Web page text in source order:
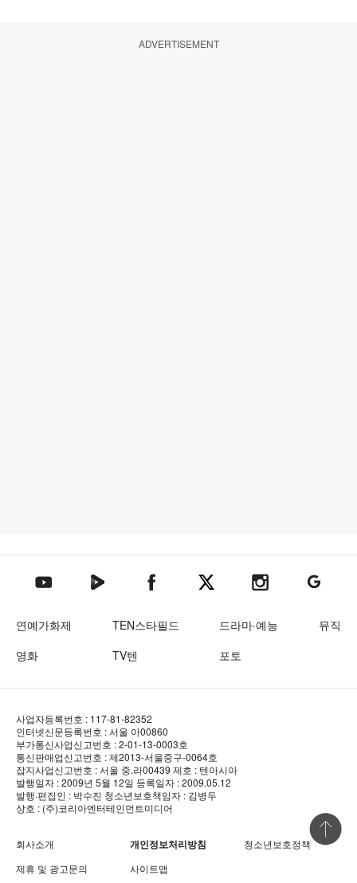
ADVERTISEMENT
텐아시아 유튜브텐아시아 네이버TV텐아시아 페이스북텐아시아 엑스텐아시아 인스타그램
텐아시아
연예가화제 TEN스타필드 드라마·예능
뮤직
영화
TV텐 포토
사업자등록번호 : 117-81-82352
인터넷신문등록번호 : 서울 아00860
부가통신사업신고번호 : 2-01-13-0003호
통신판매업신고번호 : 제2013-서울중구-0064호
잡지사업신고번호 : 서울 중.라00439 제호 : 텐아시아
발행일자 : 2009년 5월 12일 등록일자 : 2009.05.12
발행·편집인 : 박수진 청소년보호책임자 : 김병두
상호 : (주)코리아엔터테인먼트미디어
회사소개 개인정보처리방침
청소년보호정책
제휴 및 광고문의
사이트맵
상단 바로